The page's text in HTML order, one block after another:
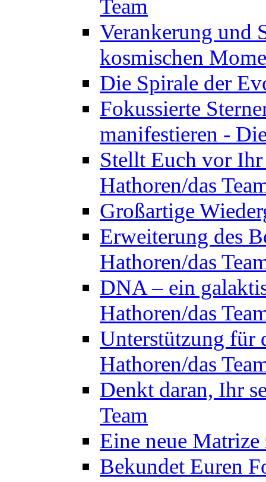
Team
Verankerung und
kosmischen
Die Spirale der
Fokussierte
manifestieren -
Stellt Euch vor
Hathoren/das
Großartige
Erweiterung des
Hathoren/das
DNA – ein
Hathoren/das
Unterstützung für
Hathoren/das
Denkt daran, Ihr
Team
Eine neue Matrize
Bekundet Euren